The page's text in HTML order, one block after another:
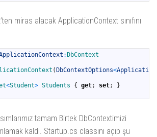
miras alacak ApplicationContext sınıfını
: DbContext
( DbContextOptions<
<Student> Students { get; set;
}
tamam Birtek DbContextimizi
kaldı. Startup.cs classını açıp şu